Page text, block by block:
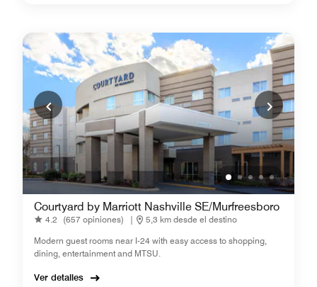
Courtyard by Marriott Nashville SE/Murfreesboro
4.2 (657 opiniones) |
5,3 km desde el destino
Modern guest rooms near I-24 with easy access to shopping,
dining, entertainment and MTSU.
Ver detalles